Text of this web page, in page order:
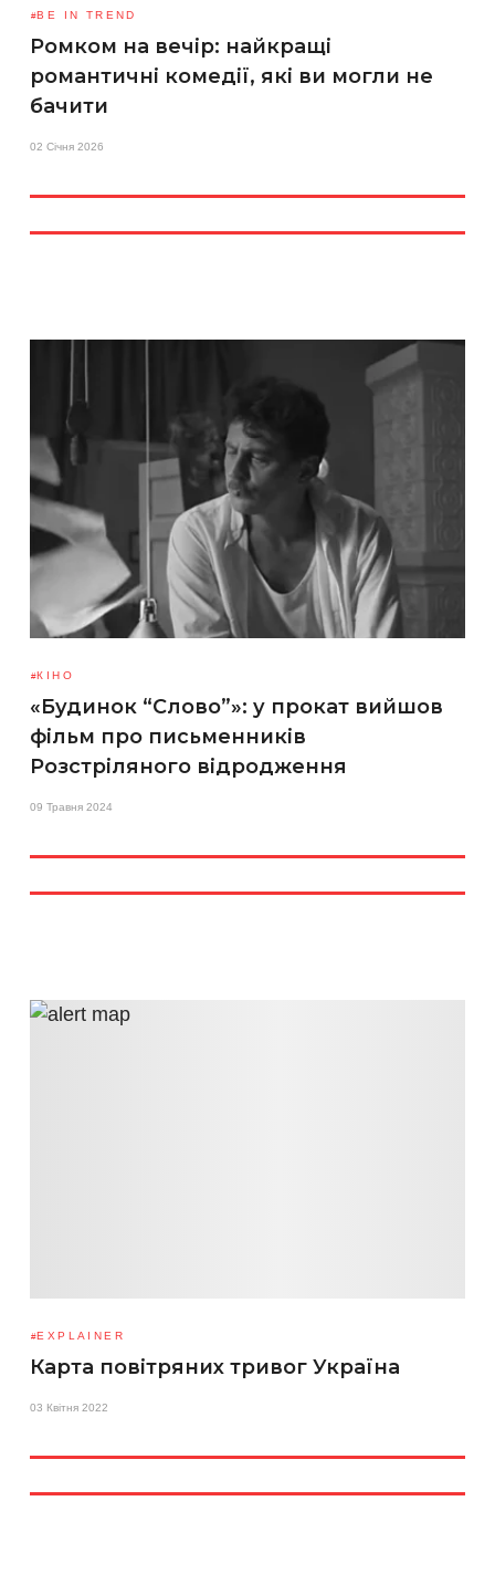
BE IN TREND
Ромком на вечір: найкращі
романтичні комедії, які ви могли не
бачити
02 Січня 2026
КІНО
«Будинок “Слово”»: у прокат вийшов
фільм про письменників
Розстріляного відродження
09 Травня 2024
EXPLAINER
Карта повітряних тривог Україна
03 Квітня 2022